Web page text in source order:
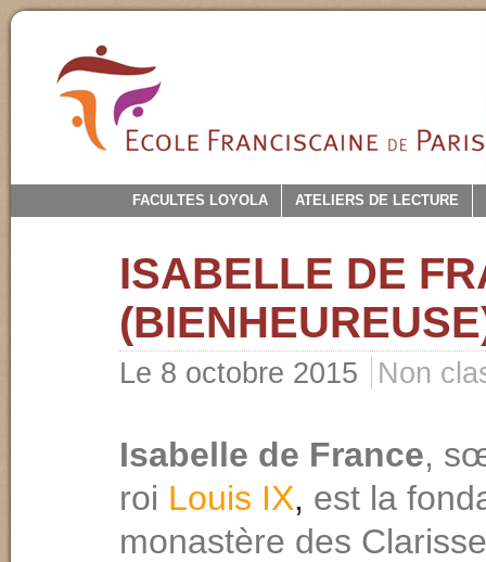
FACULTES LOYOLA ATELIERS DE LECTURE
ISABELLE DE
Le 8 octobre 2015 Non
Isabelle de France,
roi Louis IX, est la
monastère des